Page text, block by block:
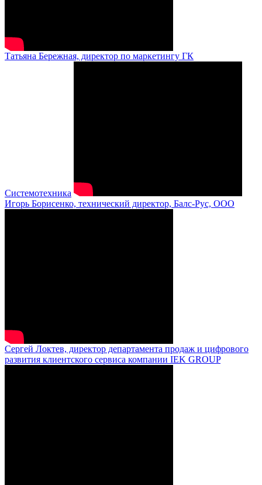
Татьяна Бережная, директор по маркетингу ГК
Системотехника
Игорь Борисенко, технический директор, Балс-Рус, ООО
Сергей Локтев, директор департамента продаж и цифрового
развития клиентского сервиса компании IEK GROUP